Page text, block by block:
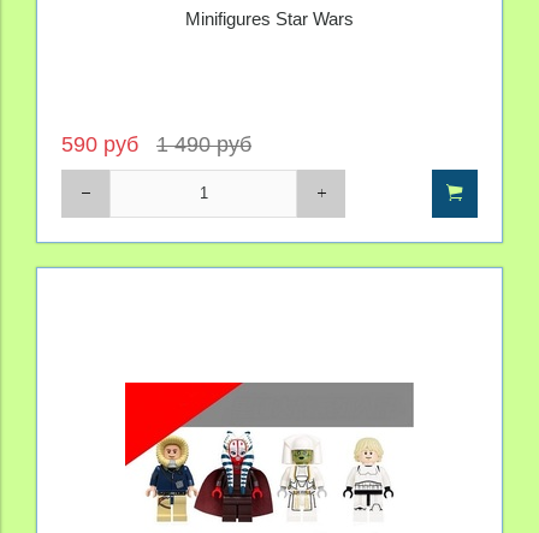
Minifigures Star Wars
590 руб 1 490 руб